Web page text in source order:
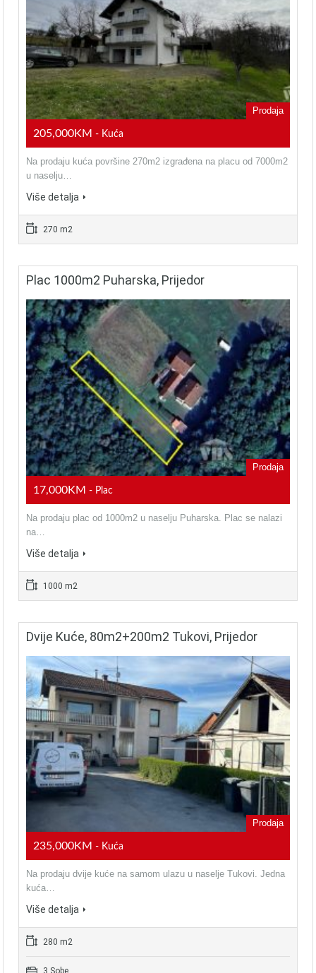
Prodaja
205,000KM - Kuća
Na prodaju kuća površine 270m2 izgrađena na placu od 7000m2
u naselju…
Više detalja
270 m2
Plac 1000m2 Puharska, Prijedor
Prodaja
17,000KM - Plac
Na prodaju plac od 1000m2 u naselju Puharska. Plac se nalazi
na…
Više detalja
1000 m2
Dvije Kuće, 80m2+200m2 Tukovi, Prijedor
Prodaja
235,000KM - Kuća
Na prodaju dvije kuće na samom ulazu u naselje Tukovi. Jedna
kuća…
Više detalja
280 m2